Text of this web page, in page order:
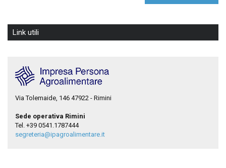
Link utili
Via Tolemaide, 146 47922 - Rimini
Sede operativa Rimini
Tel. +39 0541.1787444
segreteria@ipagroalimentare.it